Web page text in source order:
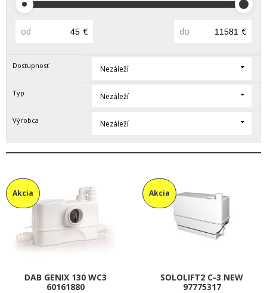
od € do €
Dostupnosť Nezáleží
Typ Nezáleží
Výrobca Nezáleží
Akcia
DAB GENIX 130 WC3
60161880
Akcia
SOLOLIFT2 C-3 NEW
97775317